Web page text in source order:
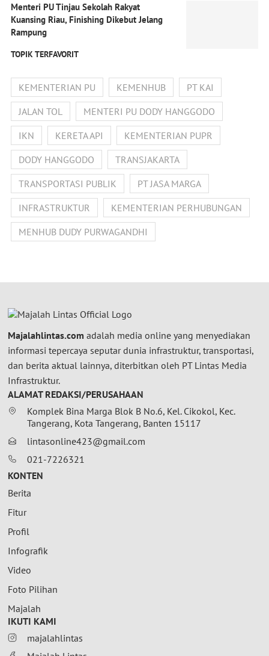
Menteri PU Tinjau Sekolah Rakyat
Kuansing Riau, Finishing Dikebut Jelang
Rampung
TOPIK TERFAVORIT
KEMENTERIAN PU KEMENHUB
PT KAI
JALAN TOL
MENTERI PU DODY HANGGODO
IKN
KERETA API
KEMENTERIAN PUPR
DODY HANGGODO
TRANSJAKARTA
TRANSPORTASI PUBLIK
PT JASA MARGA
INFRASTRUKTUR
KEMENTERIAN PERHUBUNGAN
MENHUB DUDY PURWAGANDHI
Majalahlintas.com adalah media online yang menyediakan
informasi tepercaya seputar dunia infrastruktur, transportasi,
dan berita aktual lainnya, diterbitkan oleh PT Lintas Media
Infrastruktur.
ALAMAT REDAKSI/PERUSAHAAN
Komplek Bina Marga Blok B No.6, Kel. Cikokol, Kec.
Tangerang, Kota Tangerang, Banten 15117
lintasonline423@gmail.com
021-7226321
KONTEN
Berita
Fitur
Profil
Infografik
Video
Foto Pilihan
Majalah
IKUTI KAMI
majalahlintas